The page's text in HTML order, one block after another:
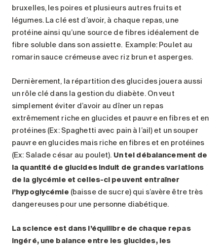
bruxelles, les poires et plusieurs autres fruits et
légumes. La clé est d’avoir, à chaque repas, une
protéine ainsi qu’une source de fibres idéalement de
fibre soluble dans son assiette. Example: Poulet au
romarin sauce crémeuse avec riz brun et asperges.
Dernièrement, la répartition des glucides jouera aussi
un rôle clé dans la gestion du diabète. On veut
simplement éviter d’avoir au dîner un repas
extrêmement riche en glucides et pauvre en fibres et en
protéines (Ex: Spaghetti avec pain à l’ail) et un souper
pauvre en glucides mais riche en fibres et en protéines
(Ex: Salade césar au poulet). Un tel débalancement de
la quantité de glucides induit de grandes variations
de la glycémie et celles-ci peuvent entraîner
l’hypoglycémie (baisse de sucre) qui s’avère être très
dangereuses pour une personne diabétique.
La science est dans l’équilibre de chaque repas
ingéré, une balance entre les glucides, les